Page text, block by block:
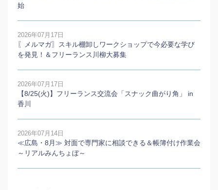
始
2026年07月17日
〖メルマガ〗スキル棚卸しワークショップで今必要な学び
を発見！＆フリーランス川柳大募集
2026年07月17日
【8/25(火)】フリーランス交流会「スナック曲がり角」 in
香川
2026年07月14日
≪広島・8月≫ 対面で専門家に相談できる＆帳簿付け作業会
～リアルみんちょぼ～